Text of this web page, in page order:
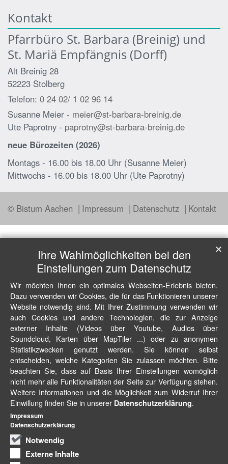
Kontakt
Pfarrbüro St. Barbara (Breinig) und
St. Mariä Empfängnis (Dorff)
Alt Breinig 28
52223 Stolberg
Telefon: 0 24 02/ 1 02 96 14
Susanne Meier - meier@st-barbara-breinig.de
Ute Paprotny - paprotny@st-barbara-breinig.de
neue Bürozeiten (2026)
Montags - 16.00 bis 18.00 Uhr (Susanne Meier)
Mittwochs - 16.00 bis 18.00 Uhr (Ute Paprotny)
© Bistum Aachen Impressum Datenschutz Kontakt
Ihre Wahlmöglichkeiten bei den
Einstellungen zum Datenschutz
Wir möchten Ihnen ein optimales Webseiten-Erlebnis bieten.
Dazu verwenden wir Cookies, die für das Funktionieren unserer
Website notwendig sind. Mit Ihrer Zustimmung verwenden wir
auch Cookies und andere Technologien, die zur Anzeige
externer Inhalte (Videos über Youtube, Audios über
Soundcloud, Karten über MapTiler ...) oder zu anonymen
Statistikzwecken genutzt werden. Sie können selbst
entscheiden, welche Kategorien Sie zulassen möchten. Bitte
beachten Sie, dass auf Basis Ihrer Einstellungen womöglich
nicht mehr alle Funktionalitäten der Seite zur Verfügung stehen.
Weitere Informationen und die Möglichkeit zum Widerruf Ihrer
Einwillung finden Sie in unserer Datenschutzerklärung.
Notwendig
Externe Inhalte
✕
Impressum
Datenschutzerklärung